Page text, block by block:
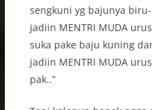
sengkuni yg bajunya
jadiin MENTRI MUDA
suka pake baju kuning
jadiin MENTRI MUDA
pak..”